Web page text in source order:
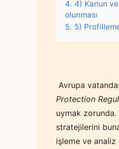
4. 4) Kanun
olunması
5. 5)
Avrupa
Protection
uymak
stratejilerini
işleme ve